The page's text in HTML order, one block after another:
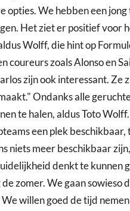
opties. We hebben een
Het ziet er positief voor
Wolff, die hint op
coureurs zoals Alonso en
zijn ook interessant. Ze
Ondanks alle
te halen, aldus Toto
een plek
niets meer beschikbaar
denkt te kunnen
zomer. We gaan sowieso
We willen goed de tijd